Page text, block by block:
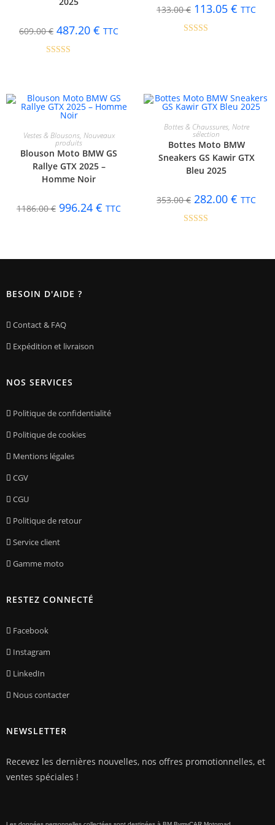
609.00€ 487.20 € TTC
133.00€ 113.05 € TTC
CHOIX DES OPTIONS
Vestes & Blousons, Nouveaux
produits
Blouson Moto BMW GS
Rallye GTX 2025 –
Homme Noir
1186.00€ 996.24 € TTC
-20%
CHOIX DES OPTIONS
Bottes & Chaussures, Notre
sélection
Bottes Moto BMW
Sneakers GS Kawir GTX
Bleu 2025
353.00€ 282.00 € TTC
BESOIN D'AIDE ?
Contact & FAQ
Expédition et livraison
NOS SERVICES
Politique de confidentialité
Politique de cookies
Mentions légales
CGV
CGU
Politique de retour
Service client
Gamme moto
RESTEZ CONNECTÉ
Facebook
Instagram
LinkedIn
Nous contacter
NEWSLETTER
Recevez les dernières nouvelles, nos offres promotionnelles, et
ventes spéciales !